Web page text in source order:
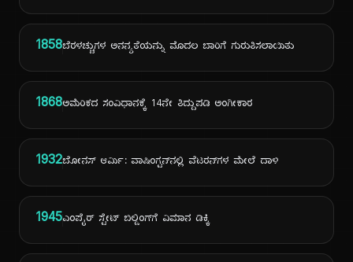
1858ಬೆರಳಚ್ಚುಗಳ ಅನನ್ಯತೆಯನ್ನು ಮೊದಲ ಬಾರಿಗೆ ಗುರುತಿಸಲಾಯಿತು
1868ಅಮೆರಿಕದ ಸಂವಿಧಾನಕ್ಕೆ 14ನೇ ತಿದ್ದುಪಡಿ ಅಂಗೀಕಾರ
1932ಬೋನಸ್ ಆರ್ಮಿ: ವಾಷಿಂಗ್ಟನ್‌ನಲ್ಲಿ ವೆಟರನ್‌ಗಳ ಮೇಲೆ ದಾಳಿ
1945ಎಂಪೈರ್ ಸ್ಟೇಟ್ ಬಿಲ್ಡಿಂಗ್‌ಗೆ ವಿಮಾನ ಡಿಕ್ಕಿ